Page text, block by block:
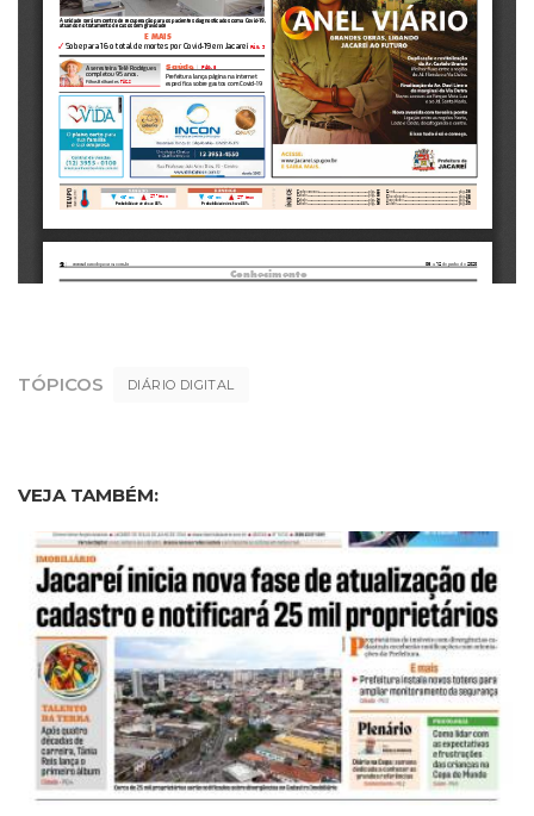
TÓPICOS DIÁRIO DIGITAL
VEJA TAMBÉM: